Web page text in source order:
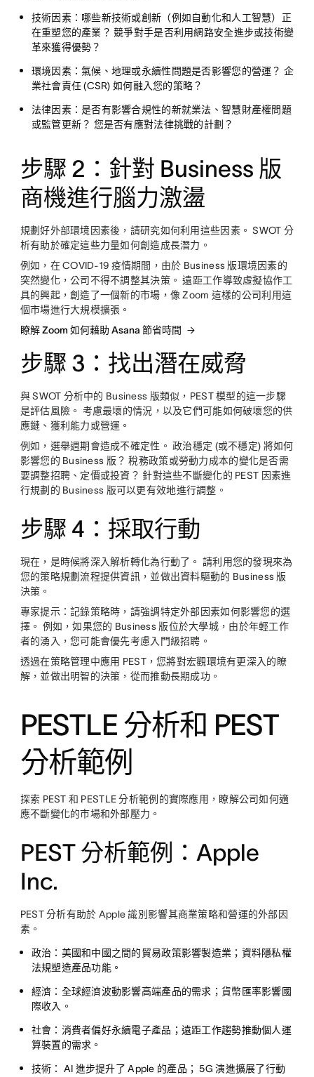
技術因素： 哪些新技術或創新（例如自動化和人工智慧）正
在重塑您的產業？ 競爭對手是否利用網路安全進步或技術變
革來獲得優勢？
環境因素：氣候、地理或永續性問題是否影響您的營運？ 企
業社會責任 (CSR) 如何融入您的策略？
法律因素：是否有影響合規性的新就業法、智慧財產權問題
或監管更新？ 您是否有應對法律挑戰的計劃？
步驟 2：針對 Business 版
商機進行腦力激盪
規劃好外部環境因素後，請研究如何利用這些因素。 SWOT 分
析有助於確定這些力量如何創造成長潛力。
例如，在 COVID-19 疫情期間，由於 Business 版環境因素的
突然變化，公司不得不調整其決策。 遠距工作導致虛擬協作工
具的興起，創造了一個新的市場，像 Zoom 這樣的公司利用這
個市場進行大規模擴張。
瞭解 Zoom 如何藉助 Asana 節省時間
步驟 3：找出潛在威脅
與 SWOT 分析中的 Business 版類似，PEST 模型的這一步驟
是評估風險。 考慮最壞的情況，以及它們可能如何破壞您的供
應鏈、獲利能力或營運。
例如，選舉週期會造成不確定性。 政治穩定 (或不穩定) 將如何
影響您的 Business 版？ 稅務政策或勞動力成本的變化是否需
要調整招聘、定價或投資？ 針對這些不斷變化的 PEST 因素進
行規劃的 Business 版可以更有效地進行調整。
步驟 4：採取行動
現在，是時候將深入解析轉化為行動了。 請利用您的發現來為
您的策略規劃流程提供資訊，並做出資料驅動的 Business 版
決策。
專家提示：記錄策略時，請強調特定外部因素如何影響您的選
擇。 例如，如果您的 Business 版位於大學城，由於年輕工作
者的湧入，您可能會優先考慮入門級招聘。
透過在策略管理中應用 PEST，您將對宏觀環境有更深入的瞭
解，並做出明智的決策，從而推動長期成功。
PESTLE 分析和 PEST
分析範例
探索 PEST 和 PESTLE 分析範例的實際應用，瞭解公司如何適
應不斷變化的市場和外部壓力。
PEST 分析範例：Apple
Inc.
PEST 分析有助於 Apple 識別影響其商業策略和營運的外部因
素。
政治： 美國和中國之間的貿易政策影響製造業；資料隱私權
法規塑造產品功能。
經濟： 全球經濟波動影響高端產品的需求；貨幣匯率影響國
際收入。
社會： 消費者偏好永續電子產品；遠距工作趨勢推動個人運
算裝置的需求。
技術：
AI 進步提升了 Apple 的產品； 5G 演進擴展了行動